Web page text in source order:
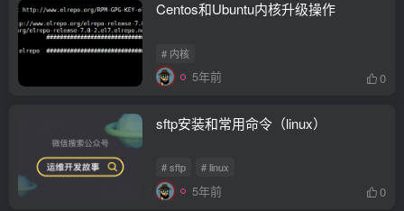
Centos和Ubuntu内核升级操作
# 内核
5年前 0
sftp安装和常用命令（linux）
# sftp # linux
5年前 0